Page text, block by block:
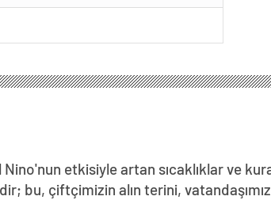
etkisiyle artan sıcaklıklar ve
bu, çiftçimizin alın terini,